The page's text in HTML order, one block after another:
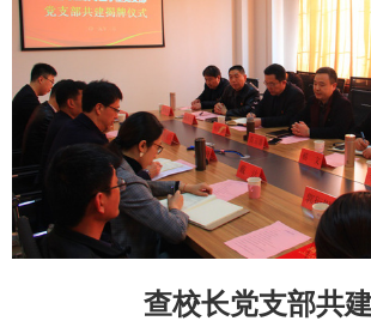
查校长党支部共